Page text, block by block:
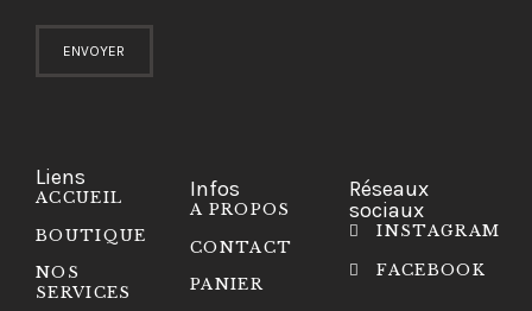
Liens
ACCUEIL
BOUTIQUE
NOS
SERVICES
Infos
A PROPOS
CONTACT
PANIER
Réseaux
sociaux
INSTAGRAM
FACEBOOK